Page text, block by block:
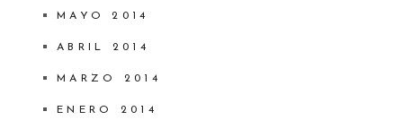
MAYO 2014
ABRIL 2014
MARZO 2014
ENERO 2014